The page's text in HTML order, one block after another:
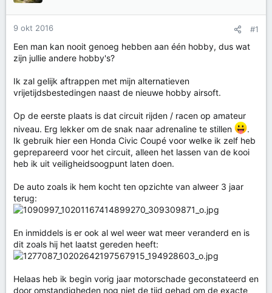
p
s
t
r
t
r
m
9 okt 2016 #1
Een man kan nooit genoeg hebben aan één hobby, dus wat
zijn jullie andere hobby's?
Ik zal gelijk aftrappen met mijn alternatieven
vrijetijdsbestedingen naast de nieuwe hobby airsoft.
Op de eerste plaats is dat circuit rijden / racen op amateur
niveau. Erg lekker om de snak naar adrenaline te stillen
.
Ik gebruik hier een Honda Civic Coupé voor welke ik zelf heb
geprepareerd voor het circuit, alleen het lassen van de kooi
heb ik uit veiligheidsoogpunt laten doen.
De auto zoals ik hem kocht ten opzichte van alweer 3 jaar
terug:
En inmiddels is er ook al wel weer wat meer veranderd en is
dit zoals hij het laatst gereden heeft:
Helaas heb ik begin vorig jaar motorschade geconstateerd en
door omstandigheden nog niet de tijd gehad om de exacte